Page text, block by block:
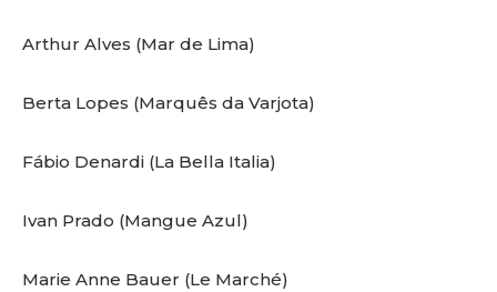
Arthur Alves (Mar de Lima)
Berta Lopes (Marquês da Varjota)
Fábio Denardi (La Bella Italia)
Ivan Prado (Mangue Azul)
Marie Anne Bauer (Le Marché)